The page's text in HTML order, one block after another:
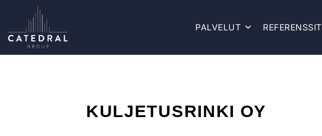
PALVELUT REFERENSSIT
KULJETUSRINKI OY